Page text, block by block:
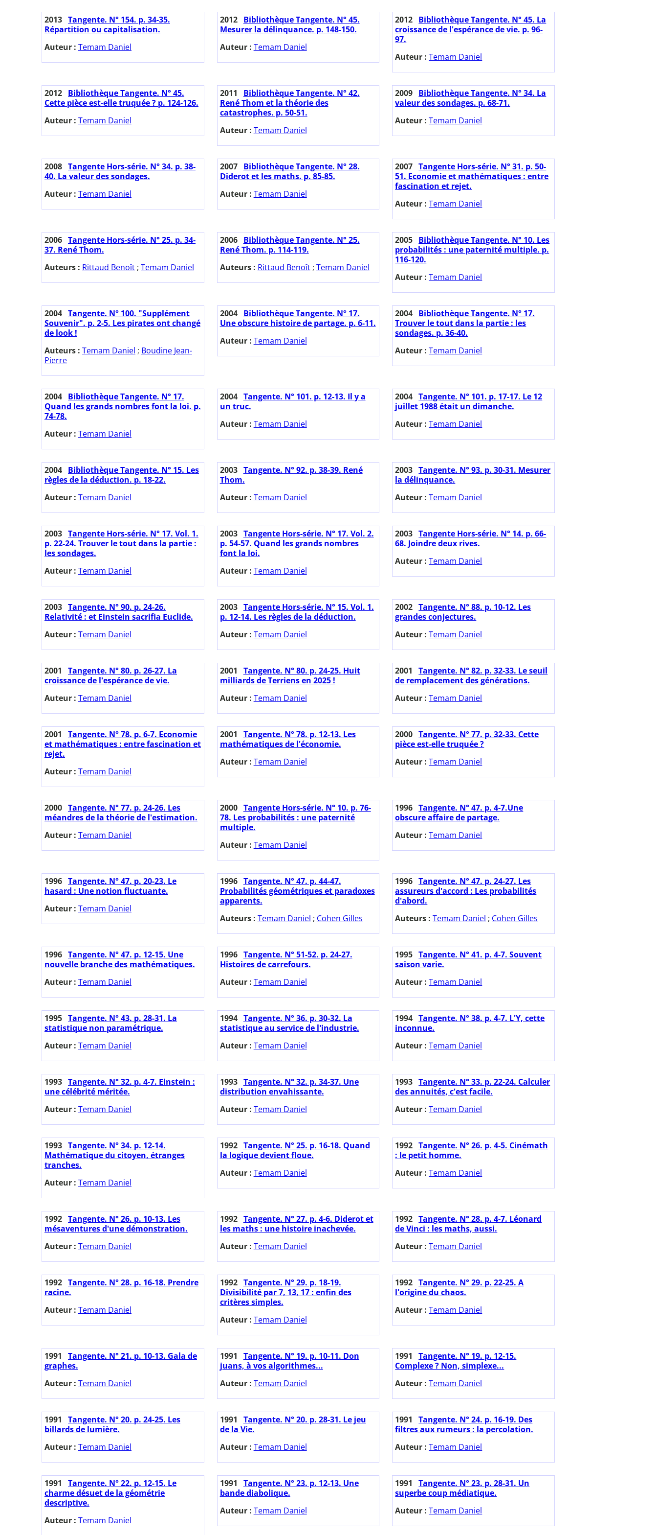
2013 Tangente. N° 154. p. 34-35.
Répartition ou capitalisation.
Auteur : Temam Daniel
2012
Bibliothèque Tangente. N° 45.
Mesurer la délinquance. p. 148-150.
Auteur : Temam Daniel
2012 Bibliothèque Tangente. N° 45. La
croissance de l'espérance de vie. p. 96-
97.
Auteur :Temam Daniel
2012 Bibliothèque Tangente. N° 45.
Cette pièce est-elle truquée ? p. 124-126.
Auteur : Temam Daniel
2011
Bibliothèque Tangente. N° 42.
René Thom et la théorie des
catastrophes. p. 50-51.
Auteur : Temam Daniel
2009 Bibliothèque Tangente. N° 34. La
valeur des sondages. p. 68-71.
Auteur :Temam Daniel
2008 Tangente Hors-série. N° 34. p. 38-
40. La valeur des sondages.
Auteur : Temam Daniel
2007
Bibliothèque Tangente. N° 28.
Diderot et les maths. p. 85-85.
Auteur : Temam Daniel
2007 Tangente Hors-série. N° 31. p. 50-
51. Economie et mathématiques : entre
fascination et rejet.
Auteur :Temam Daniel
2006 Tangente Hors-série. N° 25. p. 34-
37. René Thom.
Auteurs : Rittaud Benoît ; Temam Daniel
2006
Bibliothèque Tangente. N° 25.
René Thom. p. 114-119.
Auteurs : Rittaud Benoît; Temam Daniel
2005 Bibliothèque Tangente. N° 10. Les
probabilités : une paternité multiple. p.
116-120.
Auteur :Temam Daniel
2004 Tangente. N° 100. "Supplément
Souvenir". p. 2-5. Les pirates ont changé
de look !
Auteurs : Temam Daniel ; Boudine Jean-
Pierre
2004
Bibliothèque Tangente. N° 17.
Une obscure histoire de partage. p. 6-11.
Auteur : Temam Daniel
2004 Bibliothèque Tangente. N° 17.
Trouver le tout dans la partie : les
sondages. p. 36-40.
Auteur :Temam Daniel
2004 Bibliothèque Tangente. N° 17.
Quand les grands nombres font la loi. p.
74-78.
Auteur : Temam Daniel
2004 Tangente. N° 101. p. 12-13. Il y a
un truc.
Auteur : Temam Daniel
2004 Tangente. N° 101. p. 17-17. Le 12
juillet 1988 était un dimanche.
Auteur :Temam Daniel
2004 Bibliothèque Tangente. N° 15. Les
règles de la déduction. p. 18-22.
Auteur : Temam Daniel
2003 Tangente. N° 92. p. 38-39. René
Thom.
Auteur : Temam Daniel
2003 Tangente. N° 93. p. 30-31. Mesurer
la délinquance.
Auteur :Temam Daniel
2003 Tangente Hors-série. N° 17. Vol. 1.
p. 22-24. Trouver le tout dans la partie :
les sondages.
Auteur : Temam Daniel
2003 Tangente Hors-série. N° 17. Vol. 2.
p. 54-57. Quand les grands nombres
font la loi.
Auteur : Temam Daniel
2003 Tangente Hors-série. N° 14. p. 66-
68. Joindre deux rives.
Auteur :Temam Daniel
2003 Tangente. N° 90. p. 24-26.
Relativité : et Einstein sacrifia Euclide.
Auteur : Temam Daniel
2003 Tangente Hors-série. N° 15. Vol. 1.
p. 12-14. Les règles de la déduction.
Auteur : Temam Daniel
2002 Tangente. N° 88. p. 10-12. Les
grandes conjectures.
Auteur :Temam Daniel
2001
Tangente. N° 80. p. 26-27. La
croissance de l'espérance de vie.
Auteur : Temam Daniel
2001
Tangente. N° 80. p. 24-25. Huit
milliards de Terriens en 2025 !
Auteur : Temam Daniel
2001
Tangente. N° 82. p. 32-33. Le seuil
de remplacement des générations.
Auteur :Temam Daniel
2001
Tangente. N° 78. p. 6-7. Economie
et mathématiques : entre fascination et
rejet.
Auteur : Temam Daniel
2001
Tangente. N° 78. p. 12-13. Les
mathématiques de l'économie.
Auteur : Temam Daniel
2000 Tangente. N° 77. p. 32-33. Cette
pièce est-elle truquée ?
Auteur :Temam Daniel
2000 Tangente. N° 77. p. 24-26. Les
méandres de la théorie de l'estimation.
Auteur : Temam Daniel
2000 Tangente Hors-série. N° 10. p. 76-
78. Les probabilités : une paternité
multiple.
Auteur : Temam Daniel
1996 Tangente. N° 47. p. 4-7.Une
obscure affaire de partage.
Auteur :Temam Daniel
1996 Tangente. N° 47. p. 20-23. Le
hasard : Une notion fluctuante.
Auteur : Temam Daniel
1996 Tangente. N° 47. p. 44-47.
Probabilités géométriques et paradoxes
apparents.
Auteurs : Temam Daniel ; Cohen Gilles
1996 Tangente. N° 47. p. 24-27. Les
assureurs d'accord : Les probabilités
d'abord.
Auteurs :Temam Daniel ; Cohen Gilles
1996 Tangente. N° 47. p. 12-15. Une
nouvelle branche des mathématiques.
Auteur : Temam Daniel
1996 Tangente. N° 51-52. p. 24-27.
Histoires de carrefours.
Auteur : Temam Daniel
1995 Tangente. N° 41. p. 4-7. Souvent
saison varie.
Auteur :Temam Daniel
1995 Tangente. N° 43. p. 28-31. La
statistique non paramétrique.
Auteur : Temam Daniel
1994 Tangente. N° 36. p. 30-32. La
statistique au service de l'industrie.
Auteur : Temam Daniel
1994 Tangente. N° 38. p. 4-7. L'Y, cette
inconnue.
Auteur :Temam Daniel
1993 Tangente. N° 32. p. 4-7. Einstein :
une célébrité méritée.
Auteur : Temam Daniel
1993 Tangente. N° 32. p. 34-37. Une
distribution envahissante.
Auteur : Temam Daniel
1993 Tangente. N° 33. p. 22-24. Calculer
des annuités, c'est facile.
Auteur :Temam Daniel
1993 Tangente. N° 34. p. 12-14.
Mathématique du citoyen, étranges
tranches.
Auteur : Temam Daniel
1992 Tangente. N° 25. p. 16-18. Quand
la logique devient floue.
Auteur : Temam Daniel
1992 Tangente. N° 26. p. 4-5. Cinémath
: le petit homme.
Auteur :Temam Daniel
1992 Tangente. N° 26. p. 10-13. Les
mésaventures d'une démonstration.
Auteur : Temam Daniel
1992 Tangente. N° 27. p. 4-6. Diderot et
les maths : une histoire inachevée.
Auteur : Temam Daniel
1992 Tangente. N° 28. p. 4-7. Léonard
de Vinci : les maths, aussi.
Auteur :Temam Daniel
1992 Tangente. N° 28. p. 16-18. Prendre
racine.
Auteur : Temam Daniel
1992 Tangente. N° 29. p. 18-19.
Divisibilité par 7, 13, 17 : enfin des
critères simples.
Auteur : Temam Daniel
1992 Tangente. N° 29. p. 22-25. A
l'origine du chaos.
Auteur :Temam Daniel
1991
Tangente. N° 21. p. 10-13. Gala de
graphes.
Auteur : Temam Daniel
1991
Tangente. N° 19. p. 10-11. Don
juans, à vos algorithmes...
Auteur : Temam Daniel
1991
Tangente. N° 19. p. 12-15.
Complexe ? Non, simplexe...
Auteur :Temam Daniel
1991
Tangente. N° 20. p. 24-25. Les
billards de lumière.
Auteur : Temam Daniel
1991
Tangente. N° 20. p. 28-31. Le jeu
de la Vie.
Auteur : Temam Daniel
1991
Tangente. N° 24. p. 16-19. Des
filtres aux rumeurs : la percolation.
Auteur :Temam Daniel
1991
Tangente. N° 22. p. 12-15. Le
charme désuet de la géométrie
descriptive.
Auteur : Temam Daniel
1991
Tangente. N° 23. p. 12-13. Une
bande diabolique.
Auteur : Temam Daniel
1991
Tangente. N° 23. p. 28-31. Un
superbe coup médiatique.
Auteur :Temam Daniel